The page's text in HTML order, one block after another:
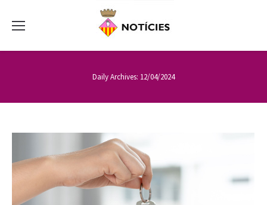
Daily Archives: 12/04/2024